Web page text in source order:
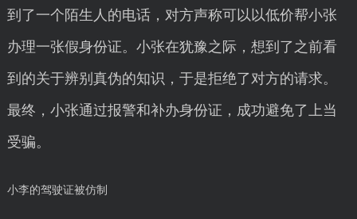
到了一个陌生人的电话，对方声称可以以低价帮小张
办理一张假身份证。小张在犹豫之际，想到了之前看
到的关于辨别真伪的知识，于是拒绝了对方的请求。
最终，小张通过报警和补办身份证，成功避免了上当
受骗。
小李的驾驶证被仿制